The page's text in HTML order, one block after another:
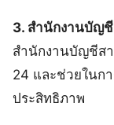
3. สำนักงานบัญชี
สำนักงานบัญชีสา
24 และช่วยในก
ประสิทธิภาพ